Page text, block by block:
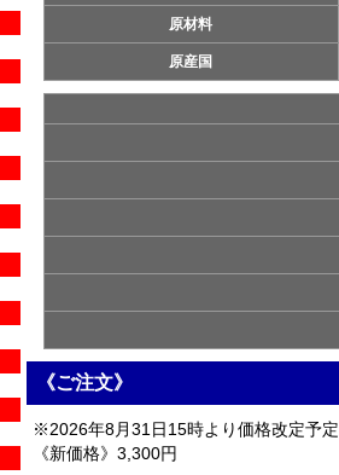
原材料
原産国
《ご注文》
※2026年8月31日15時より価格改定予定
《新価格》3,300円